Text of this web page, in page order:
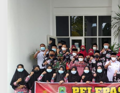
Kabupaten
Kuningan